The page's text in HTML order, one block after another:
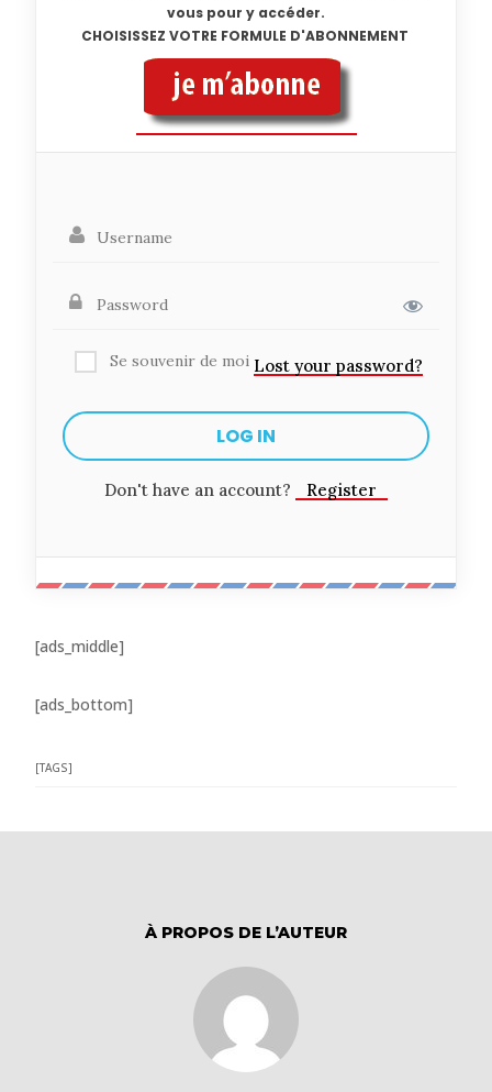
vous pour y accéder.
CHOISISSEZ VOTRE FORMULE D'ABONNEMENT
Se souvenir de moi Lost your password?
Don't have an account? Register
[ads_middle]
[ads_bottom]
[TAGS]
À PROPOS DE L’AUTEUR